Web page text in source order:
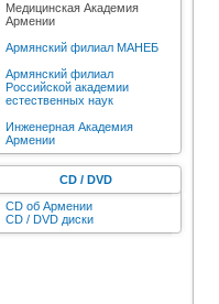
Медицинская Академия
Армении
Армянский филиал МАНЕБ
Армянский филиал
Российской академии
естественных наук
Инженерная Академия
Армении
CD / DVD
CD об Армении
CD / DVD диски